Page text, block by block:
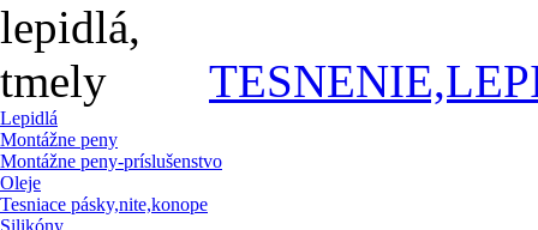
Lepidlá
Montážne peny
Montážne peny-príslušenstvo
Oleje
Tesniace pásky,nite,konope
Silikóny